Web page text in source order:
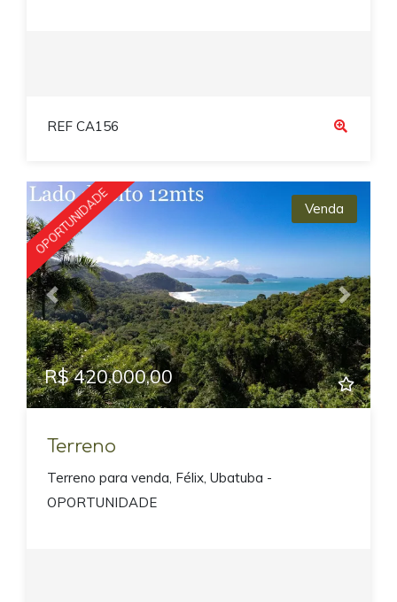
REF CA156
Previous Next
OPORTUNIDADE Venda
R$ 420.000,00
Terreno
Terreno para venda, Félix, Ubatuba -
OPORTUNIDADE